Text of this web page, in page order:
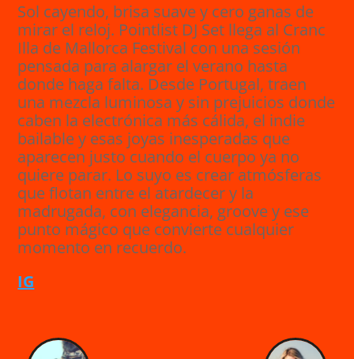
Sol cayendo, brisa suave y cero ganas de
mirar el reloj. Pointlist DJ Set llega al Cranc
Illa de Mallorca Festival con una sesión
pensada para alargar el verano hasta
donde haga falta. Desde Portugal, traen
una mezcla luminosa y sin prejuicios donde
caben la electrónica más cálida, el indie
bailable y esas joyas inesperadas que
aparecen justo cuando el cuerpo ya no
quiere parar. Lo suyo es crear atmósferas
que flotan entre el atardecer y la
madrugada, con elegancia, groove y ese
punto mágico que convierte cualquier
momento en recuerdo.
IG